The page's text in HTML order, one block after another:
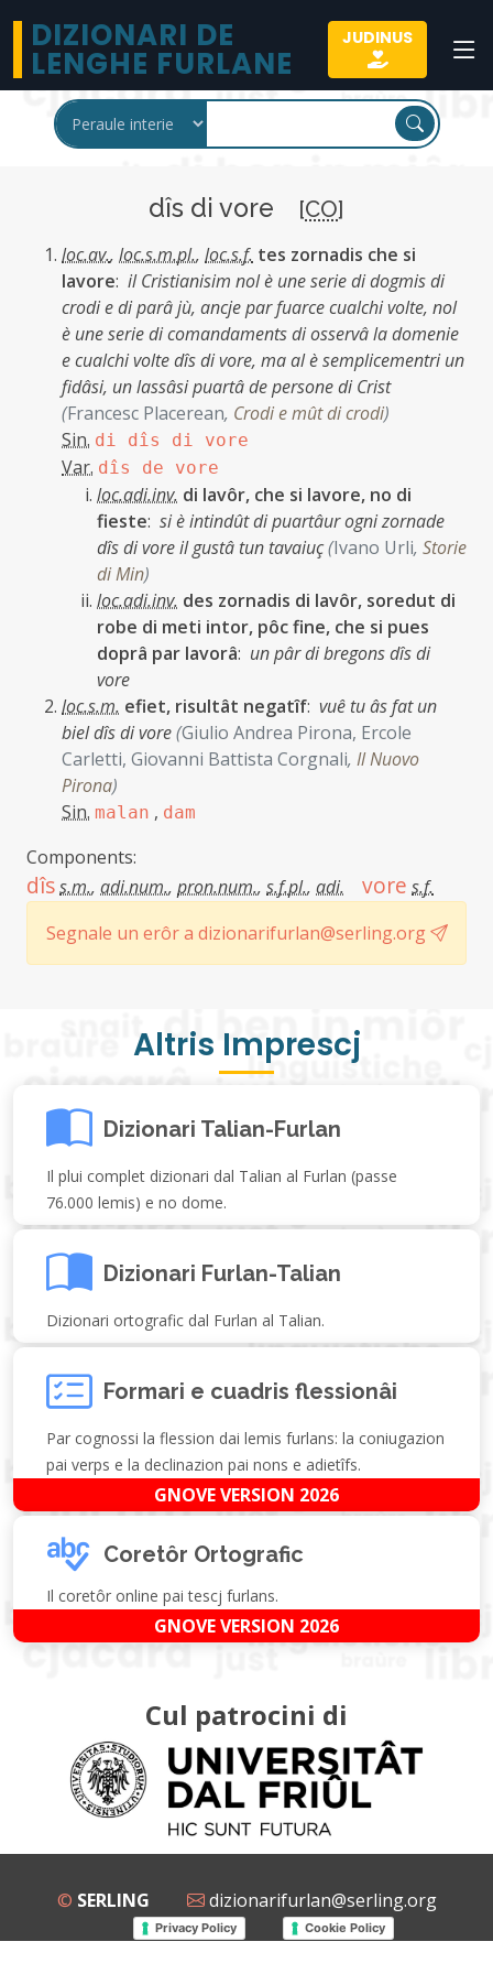
DIZIONARI DE
LENGHE FURLANE
JUDINUS
dîs di vore [CO]
loc.av., loc.s.m.pl., loc.s.f. tes zornadis che si
lavore: il Cristianisim nol è une serie di dogmis di
crodi e di parâ jù, ancje par fuarce cualchi volte, nol
è une serie di comandaments di osservâ la domenie
e cualchi volte dîs di vore, ma al è semplicementri un
fidâsi, un lassâsi puartâ de persone di Crist
(Francesc Placerean, Crodi e mût di crodi)
Sin. di dîs di vore
Var. dîs de vore
loc.adi.inv. di lavôr, che si lavore, no di
fieste: si è intindût di puartâur ogni zornade
dîs di vore il gustâ tun tavaiuç(Ivano Urli, Storie
di Min)
loc.adi.inv. des zornadis di lavôr, soredut di
robe di meti intor, pôc fine, che si pues
doprâ par lavorâ: un pâr di bregons dîs di
vore
loc.s.m. efiet, risultât negatîf: vuê tu âs fat un
biel dîs di vore(Giulio Andrea Pirona, Ercole
Carletti, Giovanni Battista Corgnali, Il Nuovo
Pirona)
Sin. malan , dam
Components:
dîss.m., adi.num., pron.num., s.f.pl., adi. vore s.f.
Segnale un erôr a dizionarifurlan@serling.org
Altris Imprescj
Dizionari Talian-Furlan
Il plui complet dizionari dal Talian al Furlan (passe
76.000 lemis) e no dome.
Dizionari Furlan-Talian
Dizionari ortografic dal Furlan al Talian.
Formari e cuadris flessionâi
Par cognossi la flession dai lemis furlans: la coniugazion
pai verps e la declinazion pai nons e adietîfs.
GNOVE VERSION 2026
Coretôr Ortografic
Il coretôr online pai tescj furlans.
GNOVE VERSION 2026
Cul patrocini di
© SERLING dizionarifurlan@serling.org
Privacy Policy Cookie Policy